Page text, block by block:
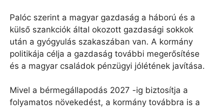
Palóc szerint a magyar gazdaság a háború és a
külső szankciók által okozott gazdasági sokkok
után a gyógyulás szakaszában van. A kormány
politikája célja a gazdaság további megerősítése
és a magyar családok pénzügyi jólétének javítása.
Mivel a bérmegállapodás 2027 -ig biztosítja a
folyamatos növekedést, a kormány továbbra is a